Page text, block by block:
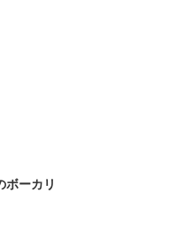
ボーカリ